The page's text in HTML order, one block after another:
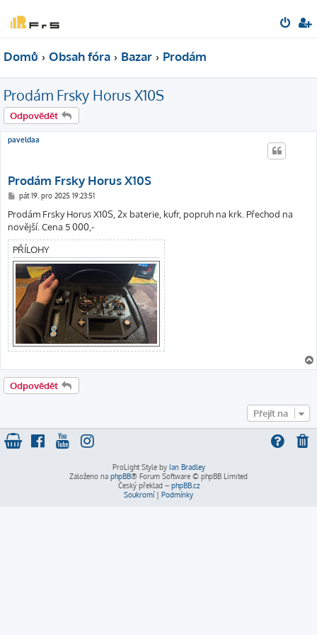
Domů Obsah fóra Bazar Prodám
Prodám Frsky Horus X10S
Odpovědět
paveldaa
Prodám Frsky Horus X10S
P
í
s
p
v
e
k
pát 19. pro 2025 19:23:51
Prodám Frsky Horus X10S, 2x baterie, kufr, popruh na krk. Přechod na
novější. Cena 5 000,-
PŘÍLOHY
Odpovědět
Přejít na
ProLight Style by Ian Bradley
Založeno na phpBB® Forum Software © phpBB Limited
Český překlad – phpBB.cz
Soukromí| Podmínky